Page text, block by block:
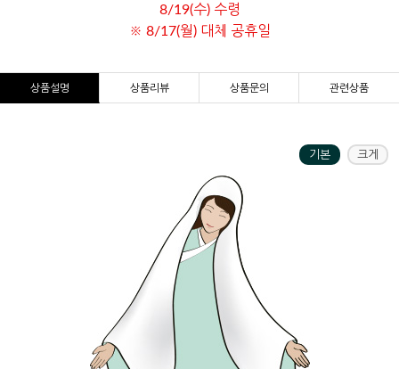
8/19(수) 수령
※ 8/17(월) 대체 공휴일
상품설명 상품리뷰 상품문의 관련상품
기본 크게